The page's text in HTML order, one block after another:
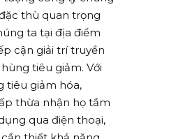
thù quan trọng
ta tại địa điểm
cận giải trí truyền
tiêu giảm. Với
tiêu giảm hóa,
thừa nhận họ tầm
qua điện thoại,